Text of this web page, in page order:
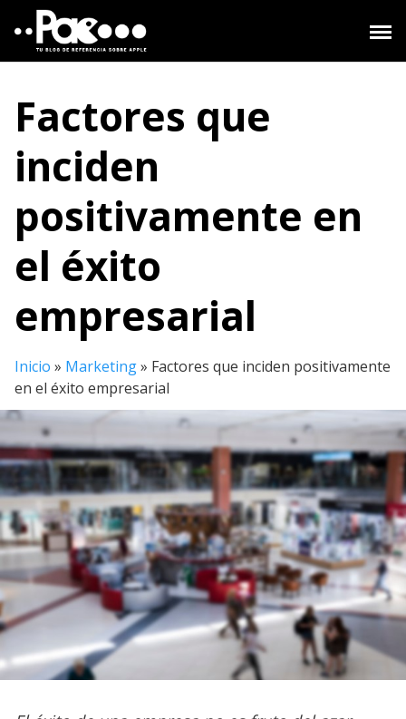
Saltar
contenido
Factores que
inciden
positivamente en
el éxito
empresarial
Inicio » Marketing» Factores que inciden positivamente
en el éxito empresarial